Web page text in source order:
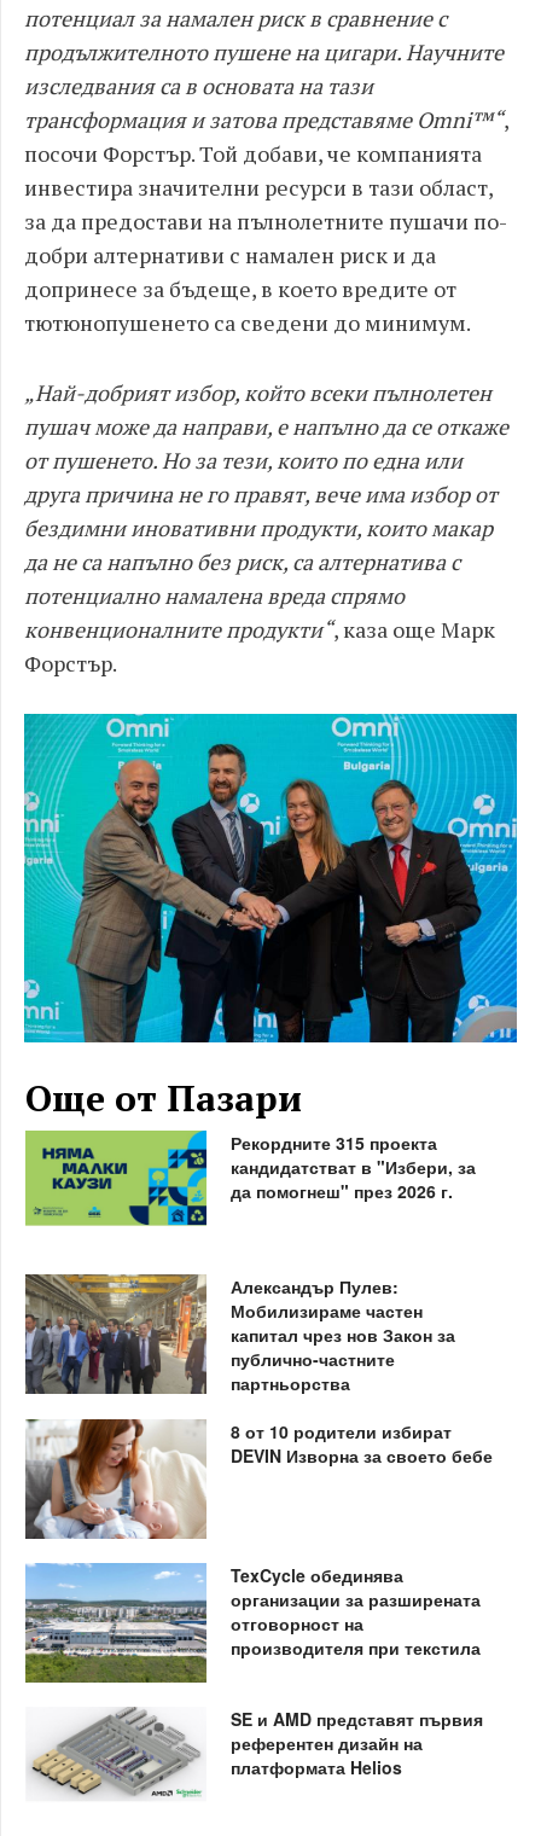
потенциал за намален риск в сравнение с
продължителното пушене на цигари. Научните
изследвания са в основата на тази
трансформация и затова представяме Omni™“,
посочи Форстър. Той добави, че компанията
инвестира значителни ресурси в тази област,
за да предостави на пълнолетните пушачи по-
добри алтернативи с намален риск и да
допринесе за бъдеще, в което вредите от
тютюнопушенето са сведени до минимум.
„Най-добрият избор, който всеки пълнолетен
пушач може да направи, е напълно да се откаже
от пушенето. Но за тези, които по една или
друга причина не го правят, вече има избор от
бездимни иновативни продукти, които макар
да не са напълно без риск, са алтернатива с
потенциално намалена вреда спрямо
конвенционалните продукти“, каза още Марк
Форстър.
Още от Пазари
Рекордните 315 проекта
кандидатстват в "Избери, за
да помогнеш" през 2026 г.
Александър Пулев:
Мобилизираме частен
капитал чрез нов Закон за
публично-частните
партньорства
8 от 10 родители избират
DEVIN Изворна за своето бебе
TexCycle обединява
организации за разширената
отговорност на
производителя при текстила
SE и AMD представят първия
референтен дизайн на
платформата Helios